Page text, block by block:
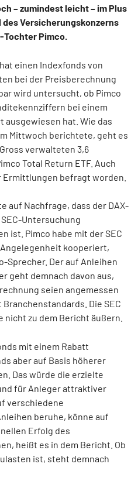
– zumindest leicht – im Plus
Versicherungskonzerns
Tochter Pimco.
einen Indexfonds von
bei der Preisberechnung
wird untersucht, ob Pimco
bei einem
ausgewiesen hat. Wie das
Mittwoch berichtete, geht es
verwalteten 3,6
Total Return ETF. Auch
Ermittlungen befragt worden.
auf Nachfrage, dass der DAX-
Untersuchung
ist. Pimco habe mit der SEC
kooperiert,
Sprecher. Der auf Anleihen
geht demnach davon aus,
seien angemessen
Die SEC
zu dem Bericht äußern.
mit einem Rabatt
aber auf Basis höherer
Das würde die erzielte
für Anleger attraktiver
verschiedene
beruhe, könne auf
Erfolg des
heißt es in dem Bericht. Ob
ist, steht demnach